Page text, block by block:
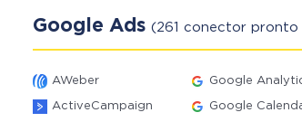
Google Ads (261 conector pronto
AWeber Google
ActiveCampaign Google